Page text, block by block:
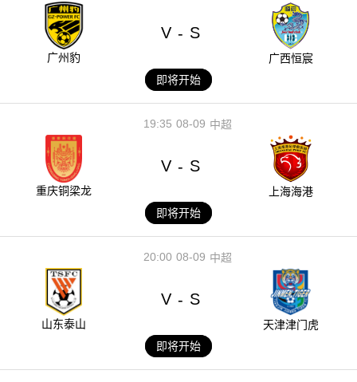
广州豹
V - S
广西恒宸
即将开始
08-09
19:35 中超
重庆铜梁龙
V - S
上海海港
即将开始
08-09
20:00 中超
山东泰山
V - S
天津津门虎
即将开始